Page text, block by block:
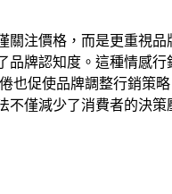
注價格，而是更重視
品牌認知度。這種情感行
也促使品牌調整行銷策
僅減少了消費者的決